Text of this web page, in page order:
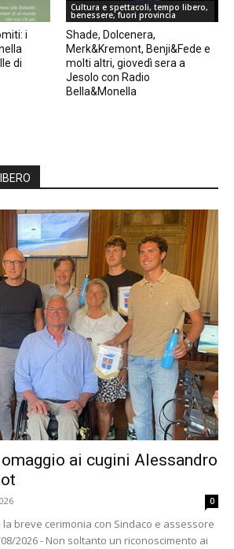
i
di
Cultura e spettacoli, tempo libero,
benessere, fuori provincia
Shade, Dolcenera,
Merk&Kremont, Benji&Fede e
molti altri, giovedì sera a
Jesolo con Radio
Bella&Monella
ai cugini Alessandro
0
la breve cerimonia con Sindaco e assessore
2026 - Non soltanto un riconoscimento ai